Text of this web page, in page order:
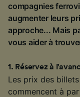
compagnies
augmenter leurs
approche... Mais
vous aider à
1 . Réservez à
Les prix des
commencent à